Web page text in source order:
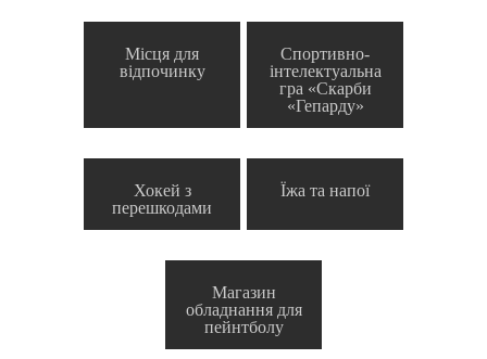
Місця для
відпочинку
Спортивно-
інтелектуальна
гра «Скарби
«Гепарду»
Хокей з
перешкодами
Їжа та напої
Магазин
обладнання для
пейнтболу